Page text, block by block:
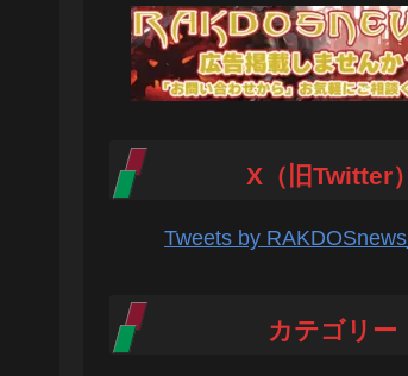
X（旧Twitter）
Tweets by
カテゴリー